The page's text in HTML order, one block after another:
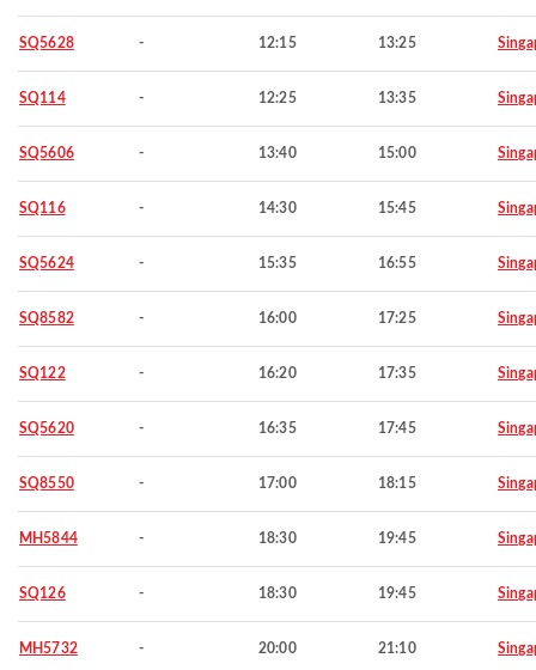
SQ5628 - 12:15 13:25
SQ114 - 12:25 13:35
SQ5606 - 13:40 15:00
SQ116 - 14:30 15:45
SQ5624 - 15:35 16:55
SQ8582 - 16:00 17:25
SQ122 - 16:20 17:35
SQ5620 - 16:35 17:45
SQ8550 - 17:00 18:15
MH5844 - 18:30 19:45
SQ126 - 18:30 19:45
MH5732 - 20:00 21:10